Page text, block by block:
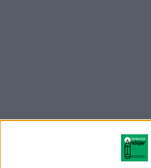
material está pensado al
atención de los niños a través